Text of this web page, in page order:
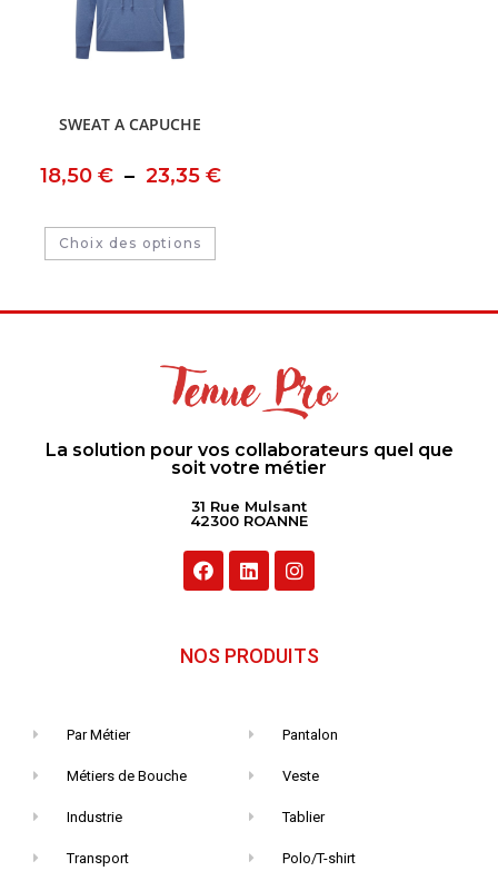
SWEAT A CAPUCHE
18,50 € – 23,35 €
Choix des options
La solution pour vos collaborateurs quel que
soit votre métier
31 Rue Mulsant
42300 ROANNE
NOS PRODUITS
Par Métier
Métiers de Bouche
Industrie
Transport
Pantalon
Veste
Tablier
Polo/T-shirt